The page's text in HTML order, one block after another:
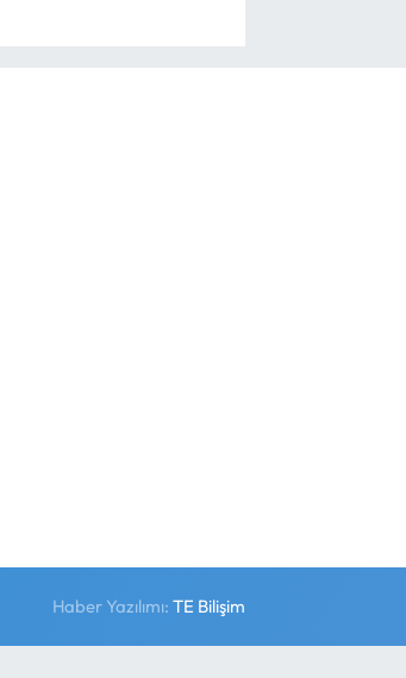
Haber Yazılımı:TE Bilişim